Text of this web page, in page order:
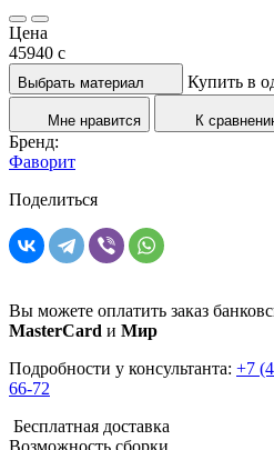
Цена
45940 c
Выбрать материал Купить в
Мне нравится К
Бренд:
Фаворит
Поделиться
Вы можете оплатить заказ
MasterCard и Мир
Подробности у консультанта: +7
66-72
Бесплатная доставка
Возможность сборки